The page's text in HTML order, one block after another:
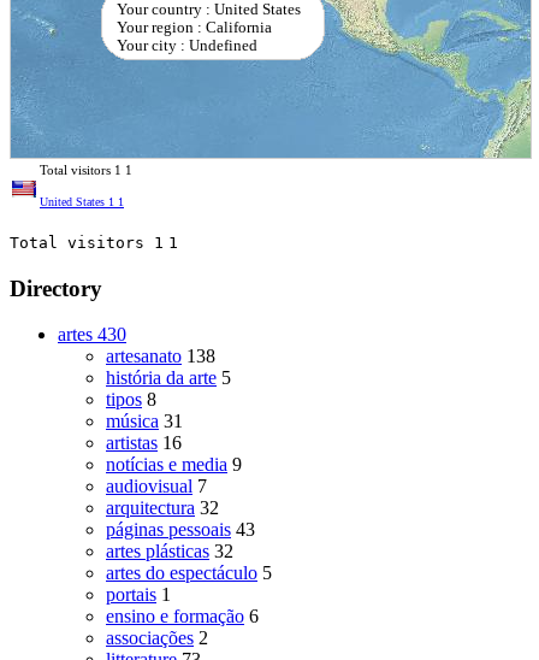
Your country : United States
Your region : California
Your city : Undefined
Total visitors 1 1
United States 1 1
Total visitors 1 1
Directory
artes 430
artesanato 138
história da arte 5
tipos 8
música 31
artistas 16
notícias e media 9
audiovisual 7
arquitectura 32
páginas pessoais 43
artes plásticas 32
artes do espectáculo 5
portais 1
ensino e formação 6
associações 2